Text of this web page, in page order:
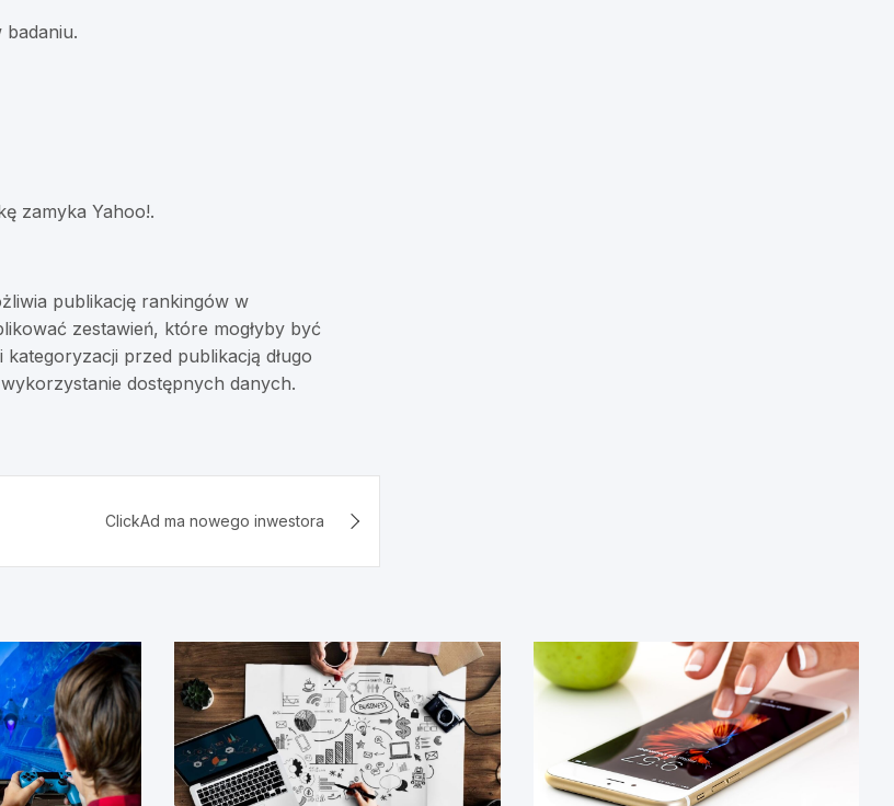
badaniu.
zamyka Yahoo!.
publikację rankingów w
zestawień, które mogłyby być
przed publikacją długo
dostępnych danych.
ClickAd ma nowego inwestora